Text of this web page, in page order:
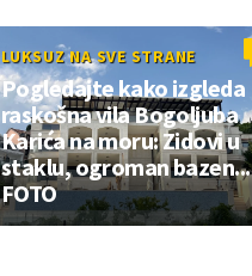
LUKSUZ NA SVE STRANE
Pogledajte kako izgleda
raskošna vila Bogoljuba
Karića na moru: Zidovi u
staklu, ogroman bazen...
FOTO